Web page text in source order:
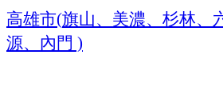
高雄市(旗山、美濃、杉林、
源、內門 )